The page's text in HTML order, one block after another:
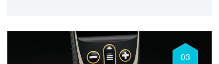
03